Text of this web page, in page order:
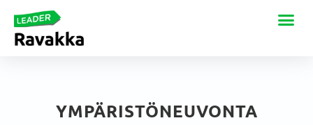
YMPÄRISTÖNEUVONTA